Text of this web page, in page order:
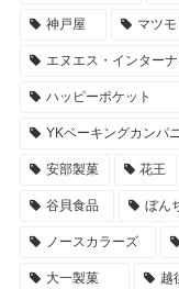
神戸屋 マツ
エヌエス・インター
ハッピーポケット
YKベーキングカンパ
安部製菓 花王
谷貝食品 ぼん
ノースカラーズ
大一製菓 越